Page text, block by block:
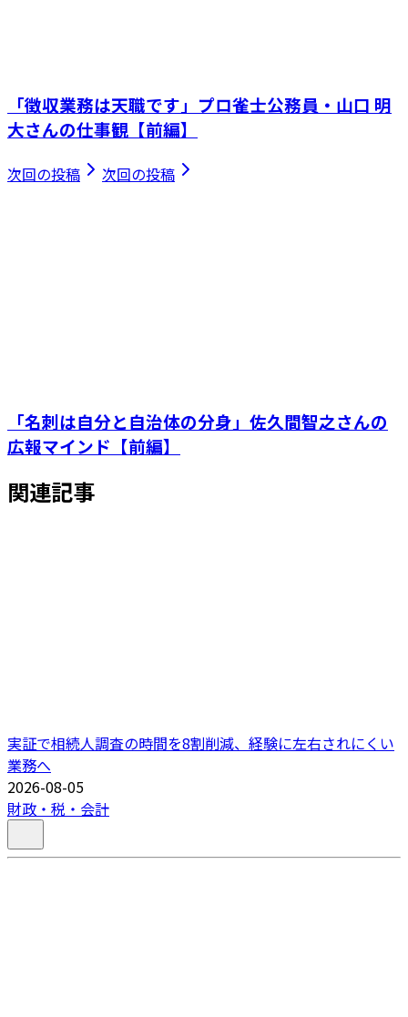
「徴収業務は天職です」プロ雀士公務員・山口 明
大さんの仕事観【前編】
次回の投稿 次回の投稿
「名刺は自分と自治体の分身」佐久間智之さんの
広報マインド【前編】
関連記事
実証で相続人調査の時間を8割削減、経験に左右されにくい
業務へ
2026-08-05
財政・税・会計